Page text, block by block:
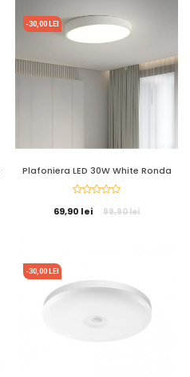
-30,00 LEI
Plafoniera LED 30W White Ronda
69,90 lei 99,90 lei
-30,00 LEI